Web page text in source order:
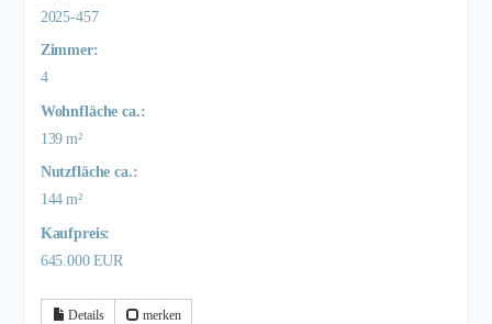
2025-457
Zimmer:
4
Wohnfläche ca.:
139 m²
Nutzfläche ca.:
144 m²
Kaufpreis:
645.000 EUR
Details merken